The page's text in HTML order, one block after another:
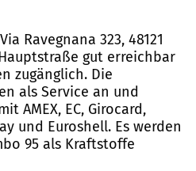
Ravegnana 323, 48121
gut erreichbar
zugänglich. Die
als Service an und
AMEX, EC, Girocard,
und Euroshell. Es werden
95 als Kraftstoffe